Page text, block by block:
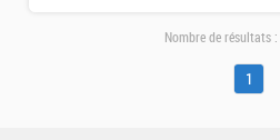
Nombre de résultats :
1